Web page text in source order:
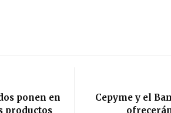
ponen en
productos
Cepyme y el